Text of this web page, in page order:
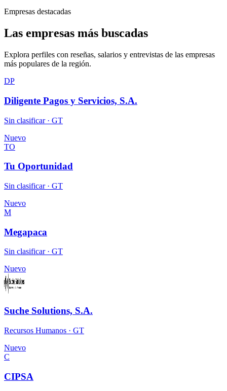
Empresas destacadas
Las empresas más buscadas
Explora perfiles con reseñas, salarios y entrevistas de las empresas
más populares de la región.
DP
Diligente Pagos y Servicios, S.A.
Sin clasificar · GT
Nuevo
TO
Tu Oportunidad
Sin clasificar · GT
Nuevo
M
Megapaca
Sin clasificar · GT
Nuevo
Suche Solutions, S.A.
Recursos Humanos · GT
Nuevo
C
CIPSA